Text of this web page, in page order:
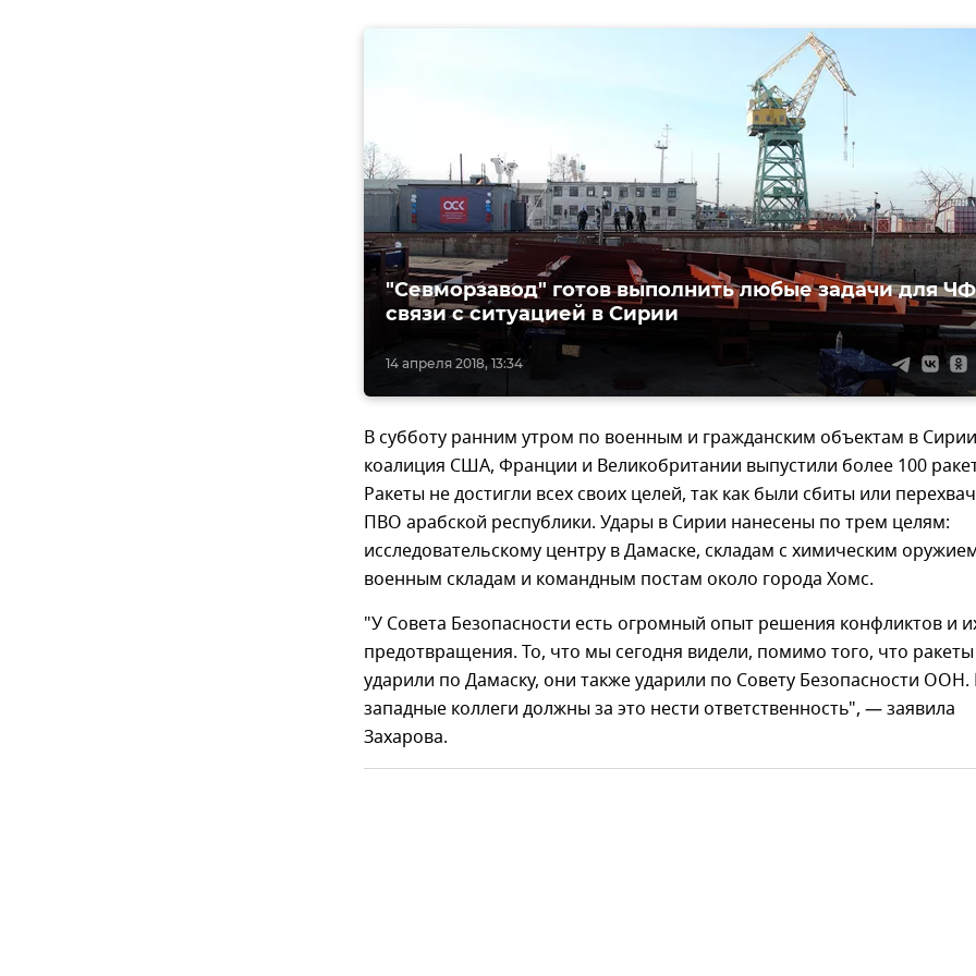
14 апреля 2018, 13:34
"Севморзавод" готов выполнить любые задачи для
связи с ситуацией в Сирии
В субботу ранним утром по военным и гражданским объектам в Сирии
коалиция США, Франции и Великобритании выпустили более 100
Ракеты не достигли всех своих целей, так как были сбиты или
ПВО арабской республики. Удары в Сирии нанесены по трем целям:
исследовательскому центру в Дамаске, складам с химическим
военным складам и командным постам около города Хомс.
"У Совета Безопасности есть огромный опыт решения конфликтов и
предотвращения. То, что мы сегодня видели, помимо того, что ракеты
ударили по Дамаску, они также ударили по Совету Безопасности ООН.
западные коллеги должны за это нести ответственность", — заявила
Захарова.